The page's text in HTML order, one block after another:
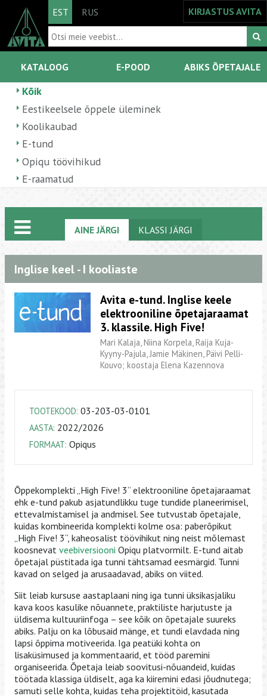
EST RUS KIRJASTUS AVITA
KATALOOG E-POOD ABIKS ÕPETAJALE
Kõik
Eestikeelsele õppele üleminek
Koolikaubad
E-tund
Opiqu töövihikud
E-raamatud
AINE JÄRGI KLASSI JÄRGI
Inglise keel - I kooliaste
Avita e-tund. Inglise keele
elektrooniline õpetajaraamat
3. klassile. High Five!
Mari Kalaja, Niina Korpela, Raija Kuja-
Kyyny-Pajula, Jamie Mäkinen, Päivi Pelli-
Kouvo; koostaja Elena Kazennova
TOOTEKOOD: 03-203-03-0101
AASTA: 2022/2026
FORMAAT: Opiqus
Õppekomplekti „High Five! 3“ elektrooniline õpetajaraamat
ehk e-tund pakub asjatundlikku tuge tundide planeerimisel,
ettevalmistamisel ja andmisel. See tutvustab õpetajale,
kuidas kombineerida komplekti kolme osa: paberõpikut
„High Five! 3“, kaheosalist töövihikut ning neist mõlemast
koosnevat veebiversiooni Opiqu platvormilt. E-tund aitab
õpetajal püstitada iga tunni tähtsamad eesmärgid. Tunni
kavad on selged ja arusaadavad, abiks on viited.
Siit leiab kursuse aastaplaani ning iga tunni üksikasjaliku
kava koos kasulike nõuannete, praktiliste harjutuste ja
üldisema kultuuriinfoga – see kõik on õpetajale suureks
abiks. Palju on ka lõbusaid mänge, et tundi elavdada ning
lapsi õppima motiveerida. Iga peatüki kohta on
lisaküsimused ja kommentaarid, et tööd paremini
organiseerida. Õpetaja leiab soovitusi-nõuandeid, kuidas
töötada klassiga üldiselt, aga ka kiiremini edasi jõudnutega;
samuti selle kohta, kuidas teha projektitöid, kasutada